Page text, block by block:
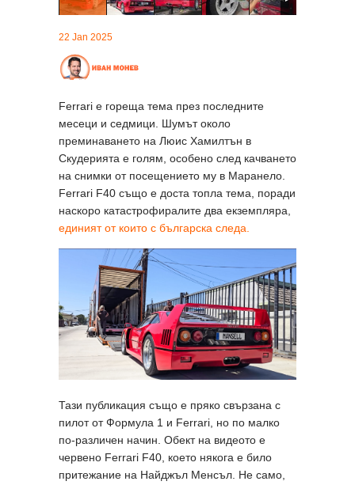
22 Jan 2025
Ferrari е гореща тема през последните
месеци и седмици. Шумът около
преминаването на Люис Хамилтън в
Скудерията е голям, особено след качването
на снимки от посещението му в Маранело.
Ferrari F40 също е доста топла тема, поради
наскоро катастрофиралите два екземпляра,
единият от които с българска следа.
Тази публикация също е пряко свързана с
пилот от Формула 1 и Ferrari, но по малко
по-различен начин. Обект на видеото е
червено Ferrari F40, което някога е било
притежание на Найджъл Менсъл. Не само,